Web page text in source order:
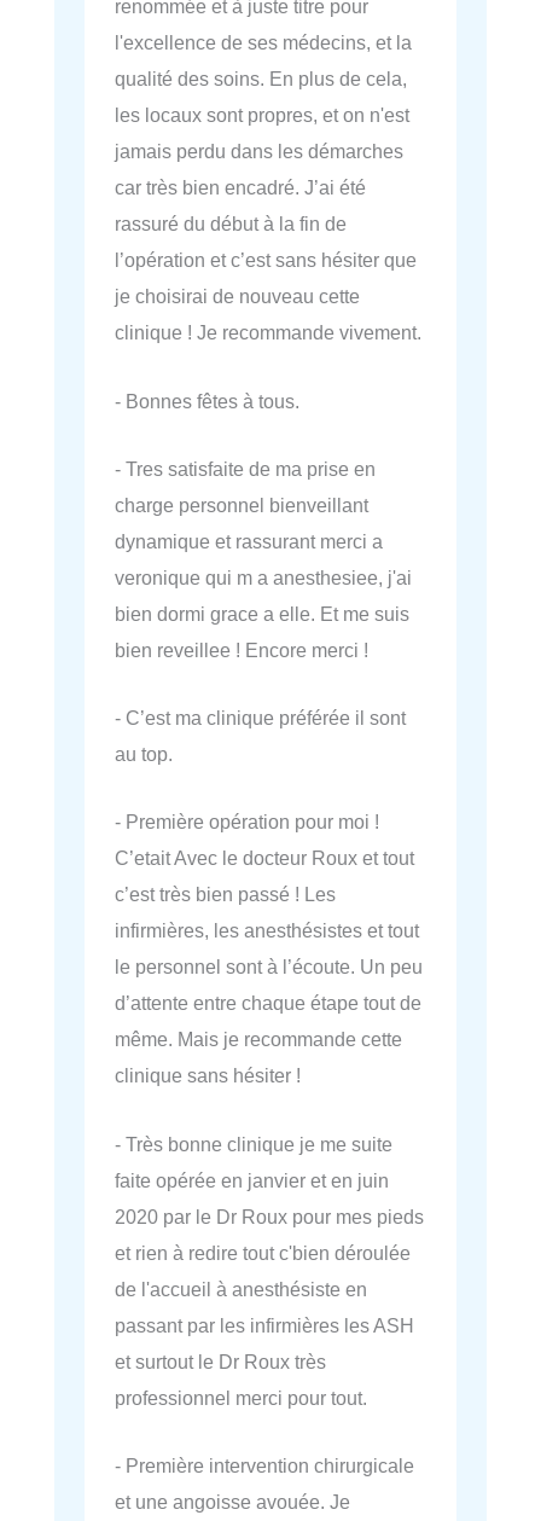
renommée et à juste titre pour
l'excellence de ses médecins, et la
qualité des soins. En plus de cela,
les locaux sont propres, et on n'est
jamais perdu dans les démarches
car très bien encadré. J’ai été
rassuré du début à la fin de
l’opération et c’est sans hésiter que
je choisirai de nouveau cette
clinique ! Je recommande vivement.
- Bonnes fêtes à tous.
- Tres satisfaite de ma prise en
charge personnel bienveillant
dynamique et rassurant merci a
veronique qui m a anesthesiee, j'ai
bien dormi grace a elle. Et me suis
bien reveillee ! Encore merci !
- C’est ma clinique préférée il sont
au top.
- Première opération pour moi !
C’etait Avec le docteur Roux et tout
c’est très bien passé ! Les
infirmières, les anesthésistes et tout
le personnel sont à l’écoute. Un peu
d’attente entre chaque étape tout de
même. Mais je recommande cette
clinique sans hésiter !
- Très bonne clinique je me suite
faite opérée en janvier et en juin
2020 par le Dr Roux pour mes pieds
et rien à redire tout c'bien déroulée
de l'accueil à anesthésiste en
passant par les infirmières les ASH
et surtout le Dr Roux très
professionnel merci pour tout.
- Première intervention chirurgicale
et une angoisse avouée. Je